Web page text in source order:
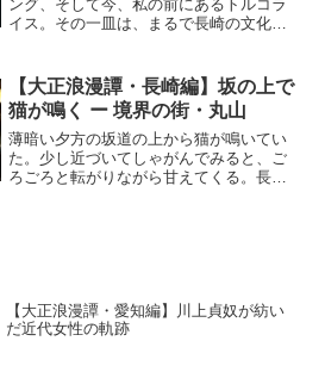
ング、そして今、私の前にあるトルコラ
イス。その一皿は、まるで長崎の文化を
任せろ」夫と2人で出島に来た私は、お洒
落な緑色の洋館、長崎内外...
【大正浪漫譚・長崎編】坂の上で
猫が鳴く ー 境界の街・丸山
薄暗い夕方の坂道の上から猫が鳴いてい
た。少し近づいてしゃがんでみると、ご
ろごろと転がりながら甘えてくる。長崎
【大正浪漫譚・愛知編】川上貞奴が紡い
だ近代女性の軌跡